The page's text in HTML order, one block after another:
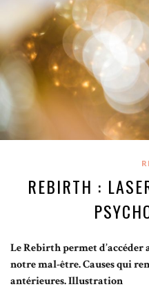
REBIRTH :
Le Rebirth permet d’accéder
notre mal-être. Causes qui
antérieures. Illustration